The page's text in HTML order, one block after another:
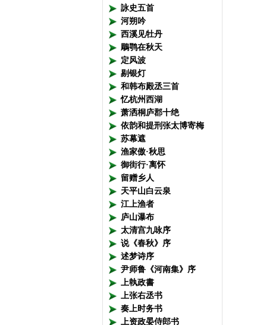
詠史五首
河朔吟
西溪见牡丹
鵰鹗在秋天
定风波
剔银灯
和韩布殿丞三首
忆杭州西湖
萧洒桐庐郡十绝
依韵和提刑张太博寄梅
苏幕遮
渔家傲·秋思
御街行·离怀
留赠乡人
天平山白云泉
江上渔者
庐山瀑布
太清宫九咏序
说《春秋》序
述梦诗序
尹师鲁《河南集》序
上執政書
上张右丞书
奏上时务书
上资政晏侍郎书